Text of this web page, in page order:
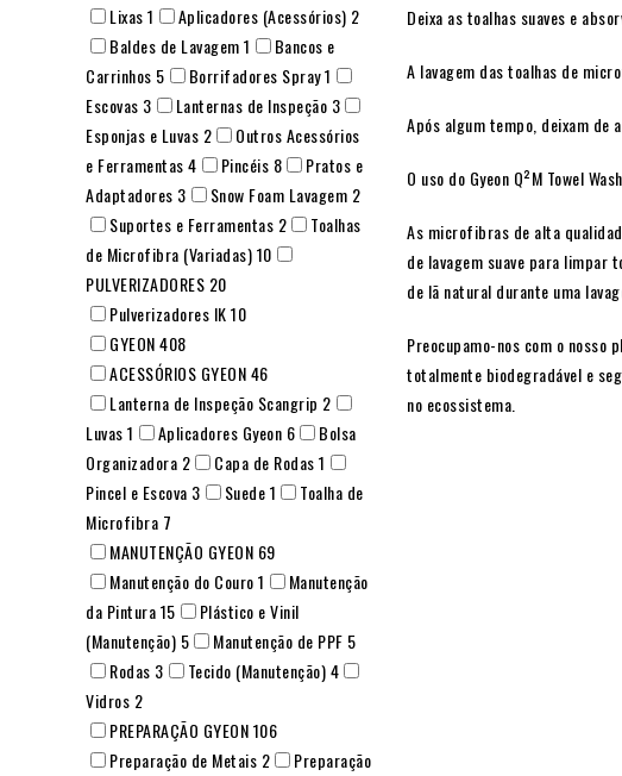
Deixa as toalhas suaves e
A lavagem das toalhas de
Após algum tempo, deixam de
O uso do Gyeon Q²M Towel
As microfibras de alta
de lavagem suave para limpar
de lã natural durante uma
Preocupamo-nos com o nosso
totalmente biodegradável e
no ecossistema.
Lixas1 Aplicadores (Acessórios) 2
Baldes de Lavagem1
Bancos e
Carrinhos 5 Borrifadores Spray1
Escovas 3 Lanternas de Inspeção 3
Esponjas e Luvas 2
Outros Acessórios
e Ferramentas4 Pincéis 8
Pratos e
Adaptadores 3 Snow Foam Lavagem 2
Suportes e Ferramentas 2
Toalhas
de Microfibra (Variadas)10
PULVERIZADORES 20
Pulverizadores IK10
GYEON408
ACESSÓRIOS GYEON46
Lanterna de Inspeção Scangrip 2
Luvas1 Aplicadores Gyeon 6
Bolsa
Organizadora 2 Capa de Rodas1
Pincel e Escova 3 Suede1
Toalha de
Microfibra 7
MANUTENÇÃO GYEON 69
Manutenção do Couro1
Manutenção
da Pintura15
Plástico e Vinil
(Manutenção) 5 Manutenção de PPF 5
Rodas 3 Tecido (Manutenção)4
Vidros 2
PREPARAÇÃO GYEON106
Preparação de Metais 2
Preparação